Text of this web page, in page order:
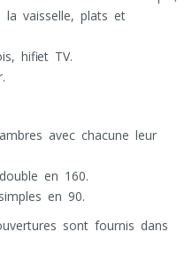
vaisselle, plats et
hifi et TV.
avec chacune leur
en 160.
en 90.
sont fournis dans